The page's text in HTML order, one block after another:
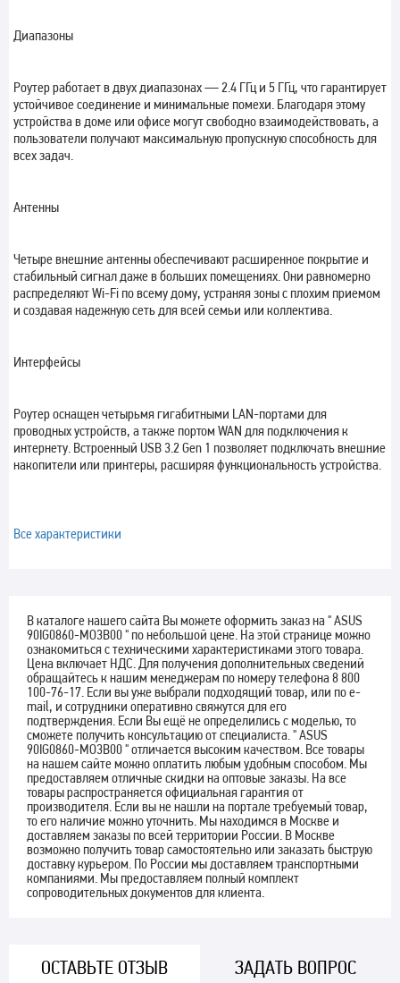
Диапазоны
Роутер работает в двух диапазонах — 2.4 ГГц и 5 ГГц, что гарантирует
устойчивое соединение и минимальные помехи. Благодаря этому
устройства в доме или офисе могут свободно взаимодействовать, а
пользователи получают максимальную пропускную способность для
всех задач.
Антенны
Четыре внешние антенны обеспечивают расширенное покрытие и
стабильный сигнал даже в больших помещениях. Они равномерно
распределяют Wi-Fi по всему дому, устраняя зоны с плохим приемом
и создавая надежную сеть для всей семьи или коллектива.
Интерфейсы
Роутер оснащен четырьмя гигабитными LAN-портами для
проводных устройств, а также портом WAN для подключения к
интернету. Встроенный USB 3.2 Gen 1 позволяет подключать внешние
накопители или принтеры, расширяя функциональность устройства.
Все характеристики
В каталоге нашего сайта Вы можете оформить заказ на " ASUS
90IG0860-MO3B00 " по небольшой цене. На этой странице можно
ознакомиться с техническими характеристиками этого товара.
Цена включает НДС. Для получения дополнительных сведений
обращайтесь к нашим менеджерам по номеру телефона 8 800
100-76-17. Если вы уже выбрали подходящий товар, или по e-
mail, и сотрудники оперативно свяжутся для его
подтверждения. Если Вы ещё не определились с моделью, то
сможете получить консультацию от специалиста. " ASUS
90IG0860-MO3B00 " отличается высоким качеством. Все товары
на нашем сайте можно оплатить любым удобным способом. Мы
предоставляем отличные скидки на оптовые заказы. На все
товары распространяется официальная гарантия от
производителя. Если вы не нашли на портале требуемый товар,
то его наличие можно уточнить. Мы находимся в Москве и
доставляем заказы по всей территории России. В Москве
возможно получить товар самостоятельно или заказать быструю
доставку курьером. По России мы доставляем транспортными
компаниями. Мы предоставляем полный комплект
сопроводительных документов для клиента.
ОСТАВЬТЕ ОТЗЫВ ЗАДАТЬ ВОПРОС